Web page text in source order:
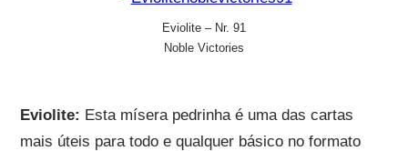
Eviolite – Nr. 91
Noble Victories
Eviolite: Esta mísera pedrinha é uma das cartas
mais úteis para todo e qualquer básico no formato